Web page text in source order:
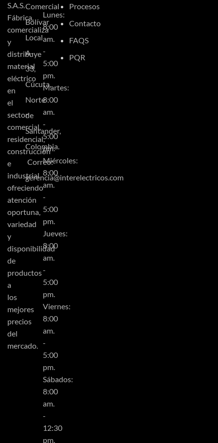
S.A.S.
Fábrica,
comercializa
y
distribuye
material
eléctrico
en
el
sector
comercial,
residencial,
construcción
e
industrial
ofreciendo
atención
oportuna,
variedad
y
disponibilidad
de
productos
a
los
mejores
precios
del
mercado.
Comercial
Bolívar
Local
A-
33,
Cúcuta,
Norte
de
Santander,
Colombia.
Correo:
gerencia@interelectricos.com
Lunes:
8:00
am.
-
5:00
pm.
Martes:
8:00
am.
-
5:00
pm.
Miércoles:
8:00
am.
-
5:00
pm.
Jueves:
8:00
am.
-
5:00
pm.
Viernes:
8:00
am.
-
5:00
pm.
Sábados:
8:00
am.
-
12:30
pm.
Procesos
Contacto
FAQS
PQR